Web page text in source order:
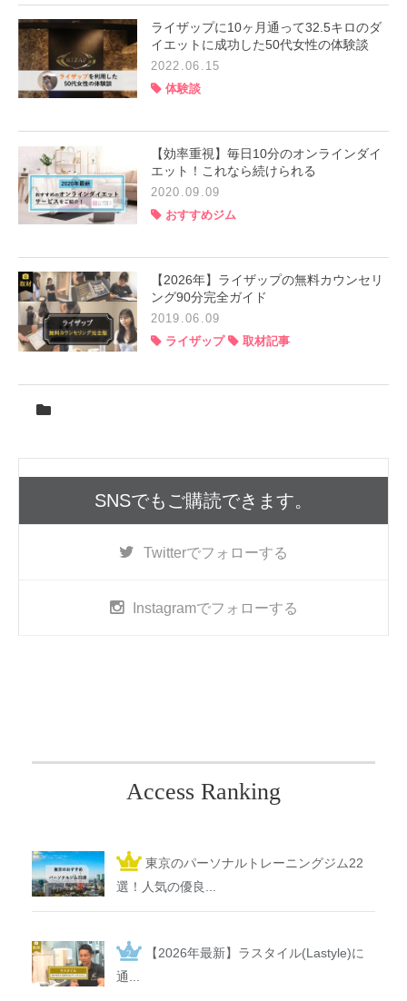
ライザップに10ヶ月通って32.5キロのダ
イエットに成功した50代女性の体験談
2022.06.15
体験談
【効率重視】毎日10分のオンラインダイ
エット！これなら続けられる
2020.09.09
おすすめジム
【2026年】ライザップの無料カウンセリ
ング90分完全ガイド
2019.06.09
ライザップ
取材記事
SNSでもご購読できます。
Twitterでフォローする
Instagramでフォローする
Access Ranking
東京のパーソナルトレーニングジム22
選！人気の優良...
【2026年最新】ラスタイル(Lastyle)に
通...